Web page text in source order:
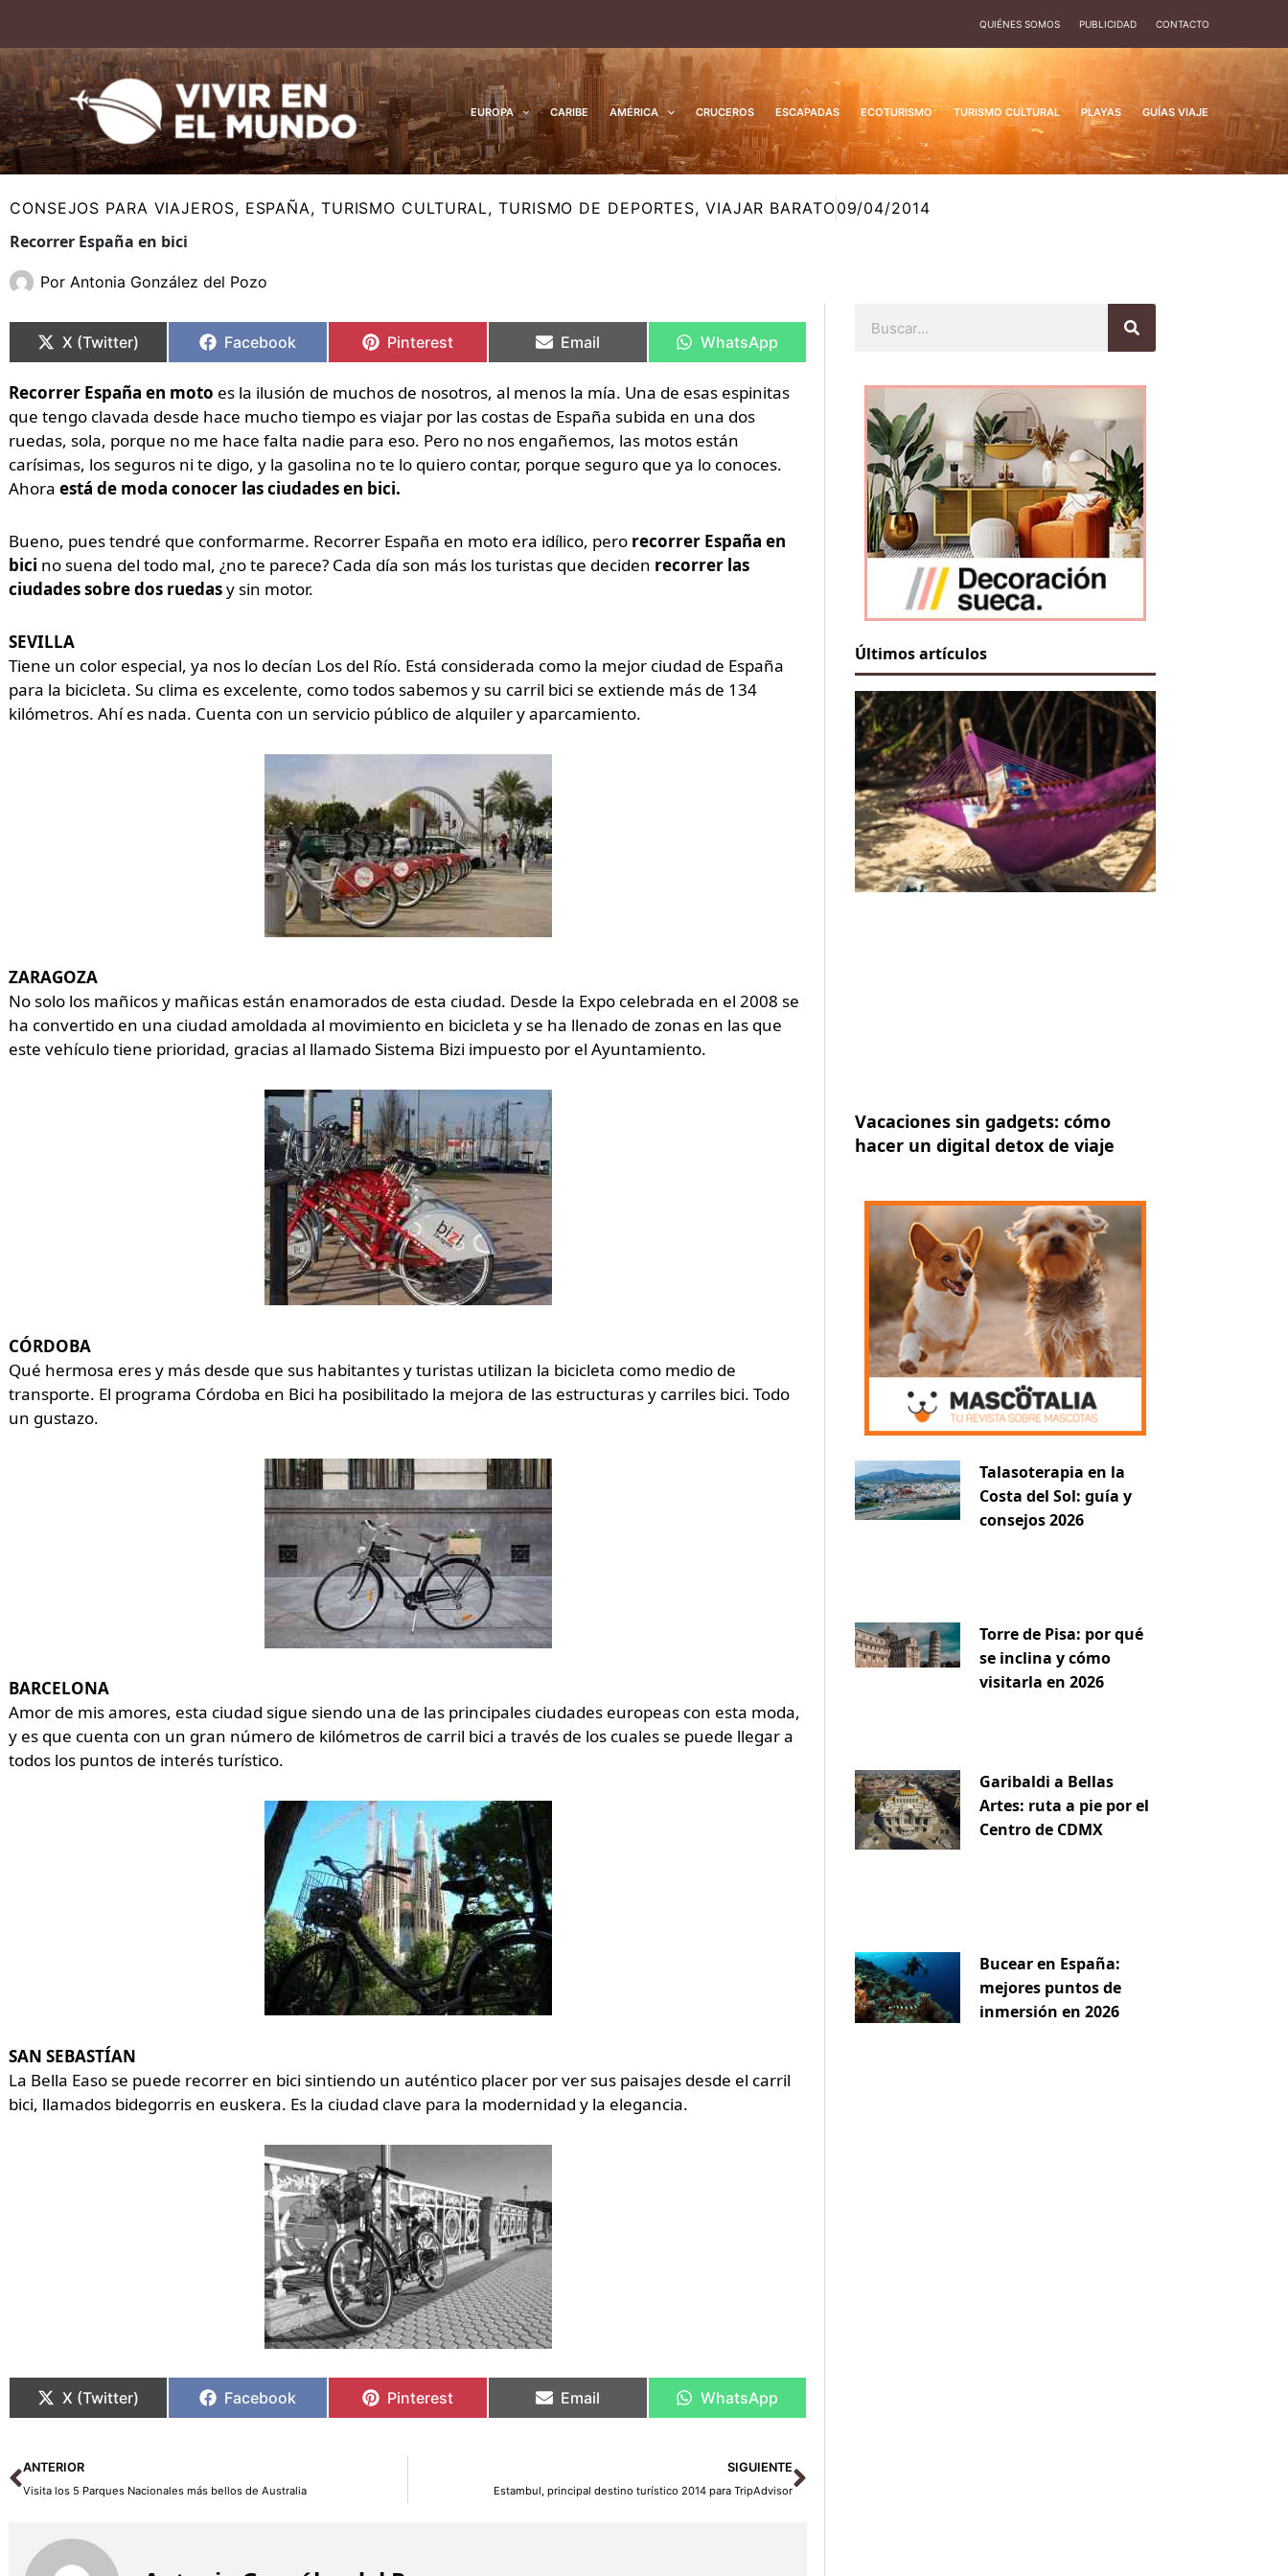
contenido
QUIÉNES SOMOS PUBLICIDAD CONTACTO
EUROPA CARIBE AMÉRICA CRUCEROS ESCAPADAS ECOTURISMO TURISMO CULTURAL PLAYAS GUÍAS VIAJE
CONSEJOS PARA VIAJEROS, ESPAÑA, TURISMO CULTURAL,TURISMO DE DEPORTES, VIAJAR BARATO09/04/2014
Recorrer España en bici
Por Antonia González del Pozo
en
X (Twitter)
en
Facebook
en
Pinterest
en
Email
en
WhatsApp
Recorrer España en moto es la ilusión de muchos de nosotros, al menos la mía. Una de esas espinitas
que tengo clavada desde hace mucho tiempo es viajar por las costas de España subida en una dos
ruedas, sola, porque no me hace falta nadie para eso. Pero no nos engañemos, las motos están
carísimas, los seguros ni te digo, y la gasolina no te lo quiero contar, porque seguro que ya lo conoces.
Ahora está de moda conocer las ciudades en bici.
Bueno, pues tendré que conformarme. Recorrer España en moto era idílico, pero recorrer España en
bici no suena del todo mal, ¿no te parece? Cada día son más los turistas que deciden recorrer las
ciudades sobre dos ruedasy sin motor.
SEVILLA
Tiene un color especial, ya nos lo decían Los del Río. Está considerada como la mejor ciudad de España
para la bicicleta. Su clima es excelente, como todos sabemos y su carril bici se extiende más de 134
kilómetros. Ahí es nada. Cuenta con un servicio público de alquiler y aparcamiento.
ZARAGOZA
No solo los mañicos y mañicas están enamorados de esta ciudad. Desde la Expo celebrada en el 2008 se
ha convertido en una ciudad amoldada al movimiento en bicicleta y se ha llenado de zonas en las que
este vehículo tiene prioridad, gracias al llamado Sistema Bizi impuesto por el Ayuntamiento.
CÓRDOBA
Qué hermosa eres y más desde que sus habitantes y turistas utilizan la bicicleta como medio de
transporte. El programa Córdoba en Bici ha posibilitado la mejora de las estructuras y carriles bici. Todo
un gustazo.
BARCELONA
Amor de mis amores, esta ciudad sigue siendo una de las principales ciudades europeas con esta moda,
y es que cuenta con un gran número de kilómetros de carril bici a través de los cuales se puede llegar a
todos los puntos de interés turístico.
SAN SEBASTÍAN
La Bella Easo se puede recorrer en bici sintiendo un auténtico placer por ver sus paisajes desde el carril
bici, llamados bidegorris en euskera. Es la ciudad clave para la modernidad y la elegancia.
en
X (Twitter)
en
Facebook
en
Pinterest
en
Email
en
WhatsApp
Ant
ANTERIOR
Visita los 5 Parques Nacionales más bellos de Australia
SIGUIENTE
Estambul, principal destino turístico 2014 para TripAdvisor
Siguiente
Últimos artículos
Vacaciones sin gadgets: cómo
hacer un digital detox de viaje
Talasoterapia en la
Costa del Sol: guía y
consejos 2026
Torre de Pisa: por qué
se inclina y cómo
visitarla en 2026
Garibaldi a Bellas
Artes: ruta a pie por el
Centro de CDMX
Bucear en España:
mejores puntos de
inmersión en 2026